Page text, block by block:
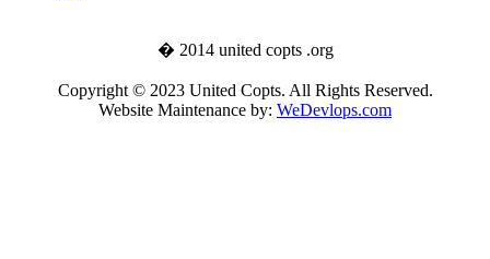
� 2014 united copts .org
Copyright © 2023 United Copts. All Rights Reserved.
Website Maintenance by: WeDevlops.com